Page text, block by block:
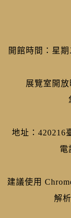
開館時間：星
展覽室開
地址：420216
電
建議使用
解